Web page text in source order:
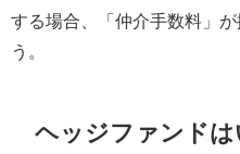
する場合、「仲介手数料」
う。
ヘッジファンドは